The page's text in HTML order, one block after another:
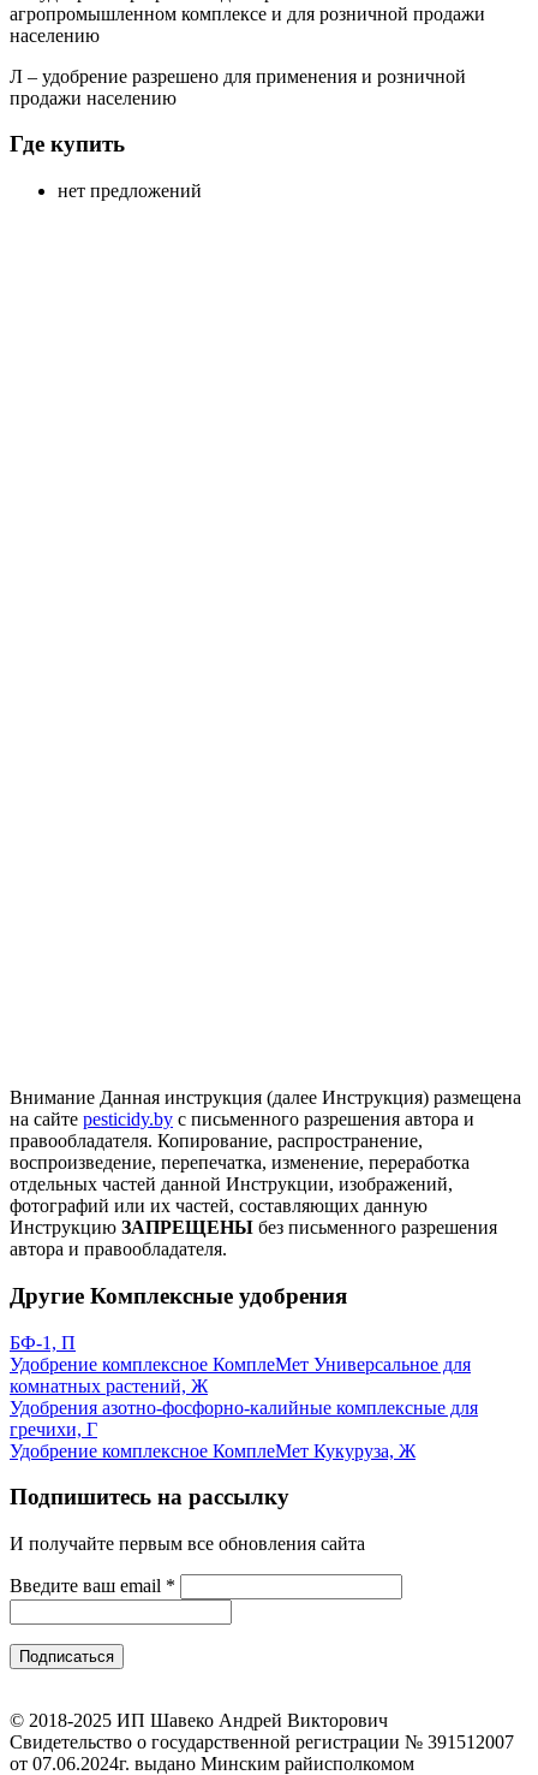
агропромышленном комплексе и для розничной продажи
населению
Л – удобрение разрешено для применения и розничной
продажи населению
Где купить
нет предложений
Внимание Данная инструкция (далее Инструкция) размещена
на сайте pesticidy.by с письменного разрешения автора и
правообладателя. Копирование, распространение,
воспроизведение, перепечатка, изменение, переработка
отдельных частей данной Инструкции, изображений,
фотографий или их частей, составляющих данную
Инструкцию ЗАПРЕЩЕНЫ без письменного разрешения
автора и правообладателя.
Другие Комплексные удобрения
БФ-1, П
Удобрение комплексное КомплеМет Универсальное для
комнатных растений, Ж
Удобрения азотно-фосфорно-калийные комплексные для
гречихи, Г
Удобрение комплексное КомплеМет Кукуруза, Ж
Подпишитесь на рассылку
И получайте первым все обновления сайта
Введите ваш email *
© 2018-2025 ИП Шавеко Андрей Викторович
Свидетельство о государственной регистрации № 391512007
от 07.06.2024г. выдано Минским райисполкомом